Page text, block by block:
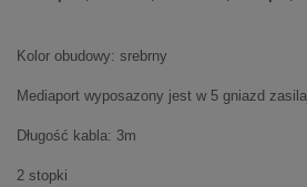
Kolor obudowy: srebrny
Mediaport wyposazony jest w 5 gniazd
Długość kabla: 3m
2 stopki